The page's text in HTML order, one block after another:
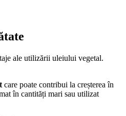
ale utilizării uleiului vegetal.
care poate contribui la creșterea în
în cantități mari sau utilizat